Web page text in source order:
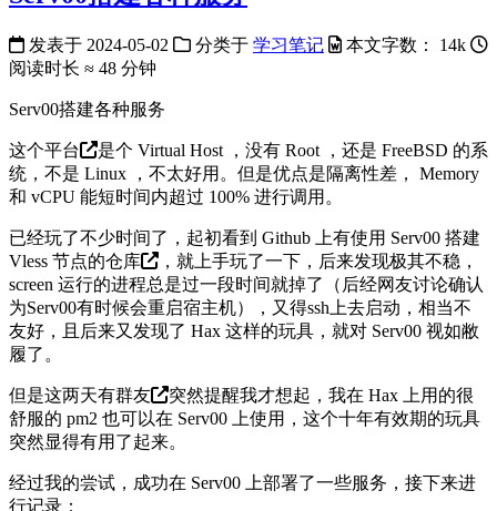
发表于 2024-05-02 分类于 学习笔记 本文字数：
14k
阅读时长 ≈ 48 分钟
Serv00搭建各种服务
这个平台
是个 Virtual Host ，没有 Root ，还是 FreeBSD 的系
统，不是 Linux ，不太好用。但是优点是隔离性差， Memory
和 vCPU 能短时间内超过 100% 进行调用。
已经玩了不少时间了，起初看到 Github 上有使用 Serv00 搭建
Vless 节点的仓库
，就上手玩了一下，后来发现极其不稳，
screen 运行的进程总是过一段时间就掉了（后经网友讨论确认
为Serv00有时候会重启宿主机），又得ssh上去启动，相当不
友好，且后来又发现了 Hax 这样的玩具，就对 Serv00 视如敝
履了。
但是这两天有群友
突然提醒我才想起，我在 Hax 上用的很
舒服的 pm2 也可以在 Serv00 上使用，这个十年有效期的玩具
突然显得有用了起来。
经过我的尝试，成功在 Serv00 上部署了一些服务，接下来进
行记录：